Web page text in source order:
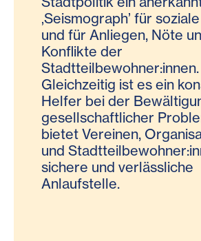
‚Seismograph’ für
und für Anliegen, Nöte
Konflikte der
Stadtteilbewohner:innen.
Gleichzeitig ist es ein
Helfer bei der
gesellschaftlicher
bietet Vereinen,
und
sichere und verlässliche
Anlaufstelle.